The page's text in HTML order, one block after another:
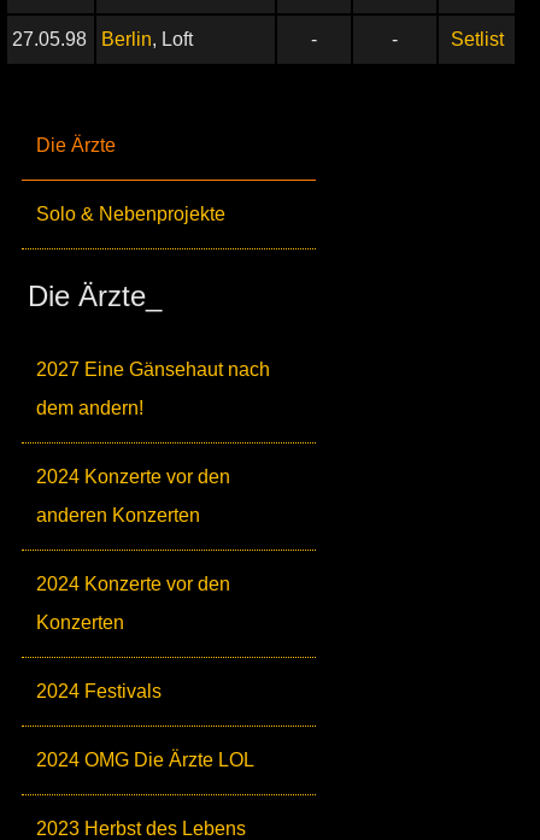
Die Ärzte
Solo & Nebenprojekte
Die Ärzte_
2027 Eine Gänsehaut nach
dem andern!
2024 Konzerte vor den
anderen Konzerten
2024 Konzerte vor den
Konzerten
2024 Festivals
2024 OMG Die Ärzte LOL
2023 Herbst des Lebens
27.05.98 Berlin, Loft - - Setlist